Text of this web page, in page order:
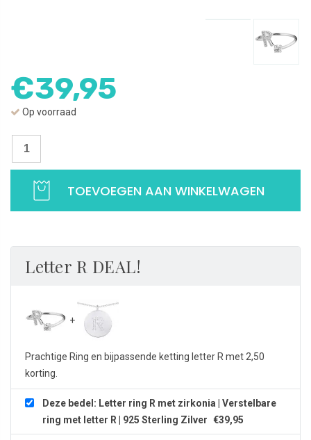
€39,95
Op voorraad
Letter
zirkonia
ring
met
Sterling
Zilver
aantal
TOEVOEGEN AAN WINKELWAGEN
Letter R DEAL!
Prachtige Ring en bijpassende ketting letter R met 2,50
korting.
Deze bedel: Letter ring R met zirkonia | Verstelbare
ring met letter R | 925 Sterling Zilver €39,95